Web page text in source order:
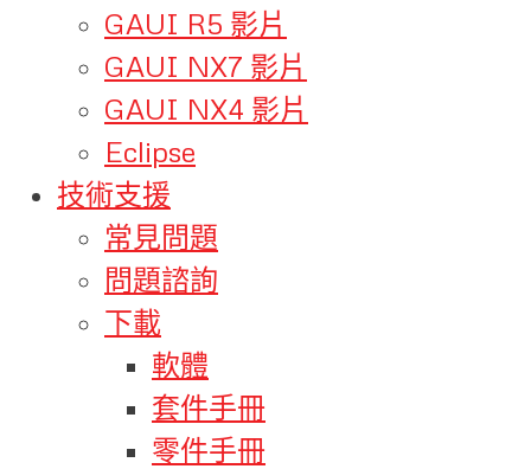
GAUI R5 影片
GAUI NX7 影片
GAUI NX4 影片
Eclipse
技術支援
常見問題
問題諮詢
下載
軟體
套件手冊
零件手冊